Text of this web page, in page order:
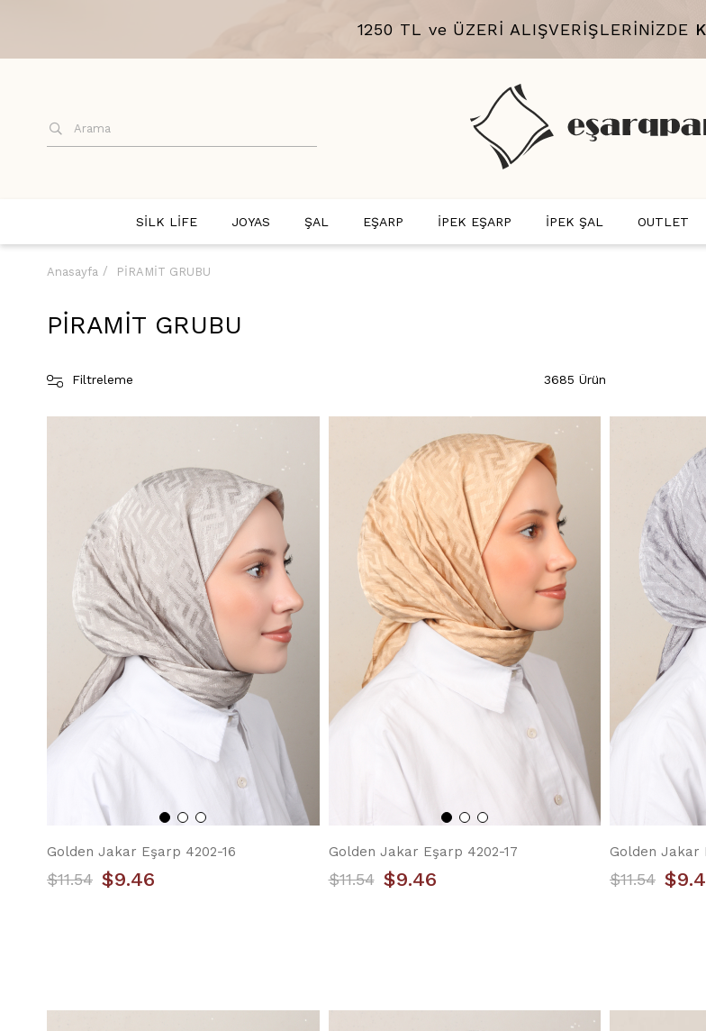
1250 TL ve ÜZERİ ALIŞVERİŞLERİNİZDE
SİLK LİFE JOYAS ŞAL EŞARP İPEK EŞARP İPEK ŞAL OUTLET
Anasayfa PİRAMİT GRUBU
PİRAMİT GRUBU
Filtreleme 3685 Ürün
Golden Jakar Eşarp 4202-16
$9.46
$11.54
Golden Jakar Eşarp 4202-17
$9.46
$11.54
Golden Jakar
$11.54